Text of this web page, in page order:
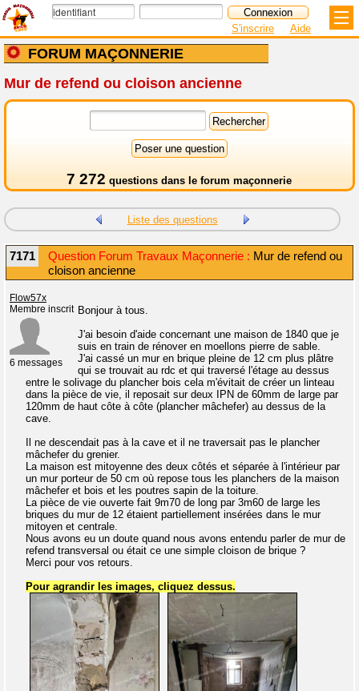
FORUM MAÇONNERIE
S'inscrire Aide
Mur de refend ou cloison ancienne
7 272 questions dans le forum maçonnerie
Liste des questions
7171 Question Forum Travaux Maçonnerie : Mur de refend ou
cloison ancienne
Flow57x
Membre inscrit
6 messages
Bonjour à tous.
J'ai besoin d'aide concernant une maison de 1840 que je
suis en train de rénover en moellons pierre de sable.
J'ai cassé un mur en brique pleine de 12 cm plus plâtre
qui se trouvait au rdc et qui traversé l'étage au dessus
entre le solivage du plancher bois cela m'évitait de créer un linteau
dans la pièce de vie, il reposait sur deux IPN de 60mm de large par
120mm de haut côte à côte (plancher mâchefer) au dessus de la
cave.
Il ne descendait pas à la cave et il ne traversait pas le plancher
mâchefer du grenier.
La maison est mitoyenne des deux côtés et séparée à l'intérieur par
un mur porteur de 50 cm où repose tous les planchers de la maison
mâchefer et bois et les poutres sapin de la toiture.
La pièce de vie ouverte fait 9m70 de long par 3m60 de large les
briques du mur de 12 étaient partiellement insérées dans le mur
mitoyen et centrale.
Nous avons eu un doute quand nous avons entendu parler de mur de
refend transversal ou était ce une simple cloison de brique ?
Merci pour vos retours.
Pour agrandir les images, cliquez dessus.